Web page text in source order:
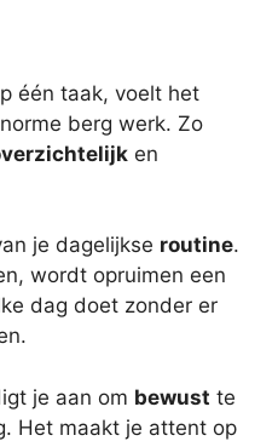
één taak, voelt het
berg werk. Zo
en
je dagelijkse routine.
wordt opruimen een
dag doet zonder er
je aan om bewust te
Het maakt je attent op